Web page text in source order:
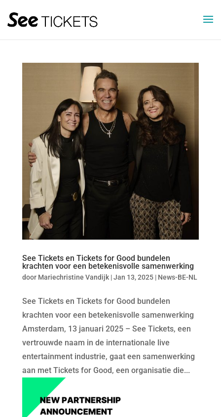
See Tickets en Tickets for Good bundelen
krachten voor een betekenisvolle samenwerking
door Mariechristine Vandijk|Jan 13, 2025| News-BE-NL
See Tickets en Tickets for Good bundelen
krachten voor een betekenisvolle samenwerking
Amsterdam, 13 januari 2025 – See Tickets, een
vertrouwde naam in de internationale live
entertainment industrie, gaat een samenwerking
aan met Tickets for Good, een organisatie die...